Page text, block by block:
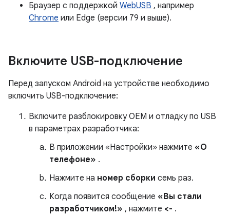
Браузер с поддержкой WebUSB , например
Chrome или Edge (версии 79 и выше).
Включите USB-подключение
Перед запуском Android на устройстве необходимо
включить USB-подключение:
Включите разблокировку OEM и отладку по USB
в параметрах разработчика:
В приложении «Настройки» нажмите «О
телефоне» .
Нажмите на номер сборки семь раз.
Когда появится сообщение «Вы стали
разработчиком!» , нажмите <- .